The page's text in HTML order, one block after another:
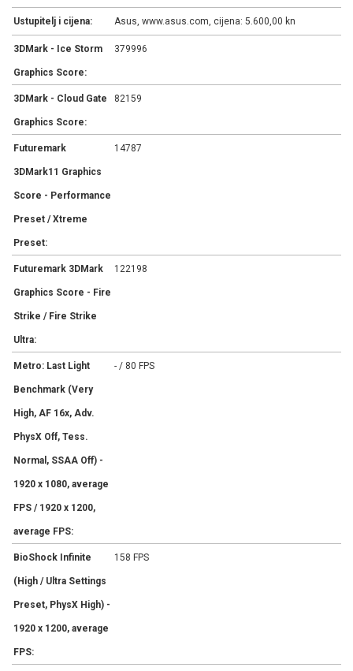
Ustupitelj i cijena: Asus, www.asus.com, cijena: 5.600,00 kn
3DMark - Ice Storm
Graphics Score:
379996
3DMark - Cloud Gate
Graphics Score:
82159
Futuremark
3DMark11 Graphics
Score - Performance
Preset / Xtreme
Preset:
14787
Futuremark 3DMark
Graphics Score - Fire
Strike / Fire Strike
Ultra:
122198
Metro: Last Light
Benchmark (Very
High, AF 16x, Adv.
PhysX Off, Tess.
Normal, SSAA Off) -
1920 x 1080, average
FPS / 1920 x 1200,
average FPS:
- / 80 FPS
BioShock Infinite
(High / Ultra Settings
Preset, PhysX High) -
1920 x 1200, average
FPS:
158 FPS